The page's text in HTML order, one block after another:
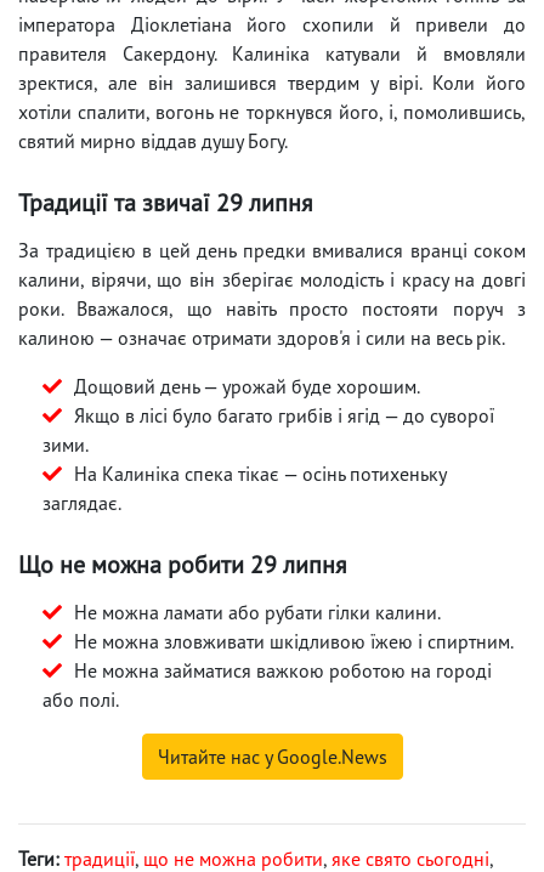
імператора Діоклетіана його схопили й привели до
правителя Сакердону. Калиніка катували й вмовляли
зректися, але він залишився твердим у вірі. Коли його
хотіли спалити, вогонь не торкнувся його, і, помолившись,
святий мирно віддав душу Богу.
Традиції та звичаї 29 липня
За традицією в цей день предки вмивалися вранці соком
калини, вірячи, що він зберігає молодість і красу на довгі
роки. Вважалося, що навіть просто постояти поруч з
калиною — означає отримати здоров'я і сили на весь рік.
Дощовий день — урожай буде хорошим.
Якщо в лісі було багато грибів і ягід — до суворої
зими.
На Калиніка спека тікає — осінь потихеньку
заглядає.
Що не можна робити 29 липня
Не можна ламати або рубати гілки калини.
Не можна зловживати шкідливою їжею і спиртним.
Не можна займатися важкою роботою на городі
або полі.
Читайте нас у Google.News
Теги: традиції, що не можна робити, яке свято сьогодні,